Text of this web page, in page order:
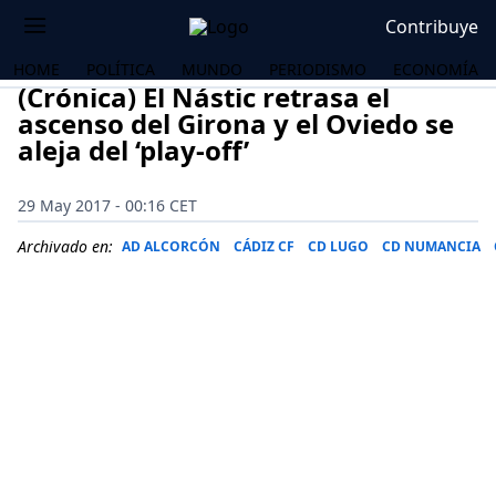
Contribuye
HOME POLÍTICA MUNDO PERIODISMO ECONOMÍA
(Crónica) El Nástic retrasa el
ascenso del Girona y el Oviedo se
aleja del ‘play-off’
29 May 2017 - 00:16 CET
Archivado en: AD ALCORCÓN CÁDIZ CF CD LUGO CD NUMANCIA